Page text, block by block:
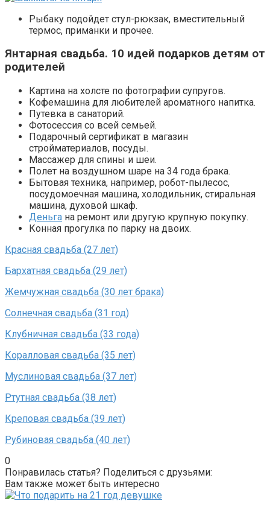
Рыбаку подойдет стул-рюкзак, вместительный
термос, приманки и прочее.
Янтарная свадьба. 10 идей подарков детям от
родителей
Картина на холсте по фотографии супругов.
Кофемашина для любителей ароматного напитка.
Путевка в санаторий.
Фотосессия со всей семьей.
Подарочный сертификат в магазин
стройматериалов, посуды.
Массажер для спины и шеи.
Полет на воздушном шаре на 34 года брака.
Бытовая техника, например, робот-пылесос,
посудомоечная машина, холодильник, стиральная
машина, духовой шкаф.
Деньга на ремонт или другую крупную покупку.
Конная прогулка по парку на двоих.
Красная свадьба (27 лет)
Бархатная свадьба (29 лет)
Жемчужная свадьба (30 лет брака)
Солнечная свадьба (31 год)
Клубничная свадьба (33 года)
Коралловая свадьба (35 лет)
Муслиновая свадьба (37 лет)
Ртутная свадьба (38 лет)
Креповая свадьба (39 лет)
Рубиновая свадьба (40 лет)
0
Понравилась статья? Поделиться с друзьями:
Вам также может быть интересно